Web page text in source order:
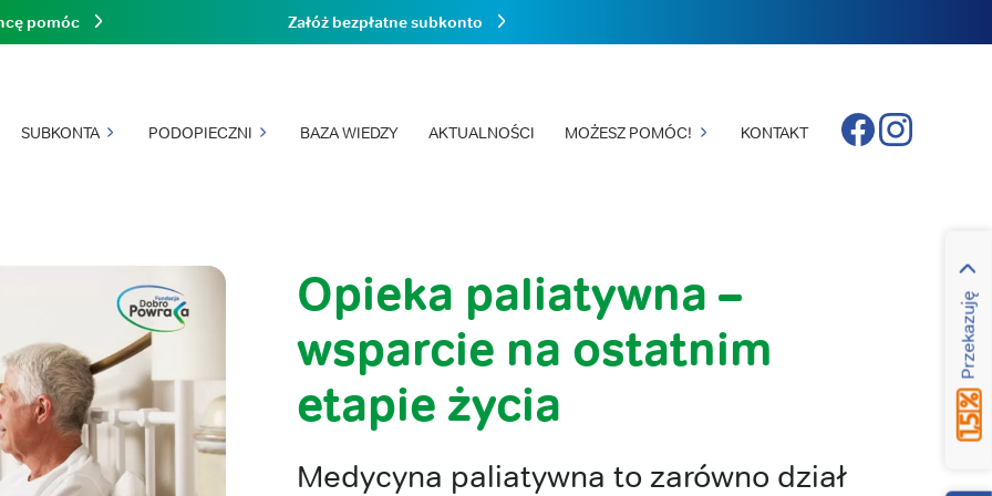
SUBKONTA PODOPIECZNI BAZA WIEDZY AKTUALNOŚCI MOŻESZ POMÓC! KONTAKT
Przekazuję
pomóc Załóż bezpłatne subkonto
FacebookInstagram
Opieka paliatywna –
wsparcie na ostatnim
etapie życia
Medycyna paliatywna to zarówno dział